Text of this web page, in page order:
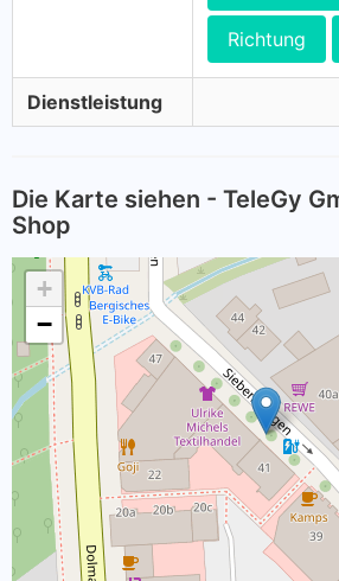
Richtung
Dienstleistung
Die Karte siehen - TeleGy
Shop
+
−